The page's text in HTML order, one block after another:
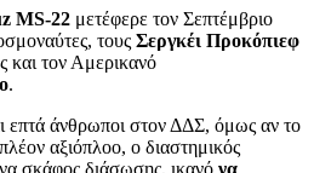
MS-22 μετέφερε τον Σεπτέμβριο
τους Σεργκέι Προκόπιεφ
και τον Αμερικανό
.
επτά άνθρωποι στον ΔΔΣ, όμως αν το
αξιόπλοο, ο διαστημικός
σκάφος διάσωσης, ικανό να